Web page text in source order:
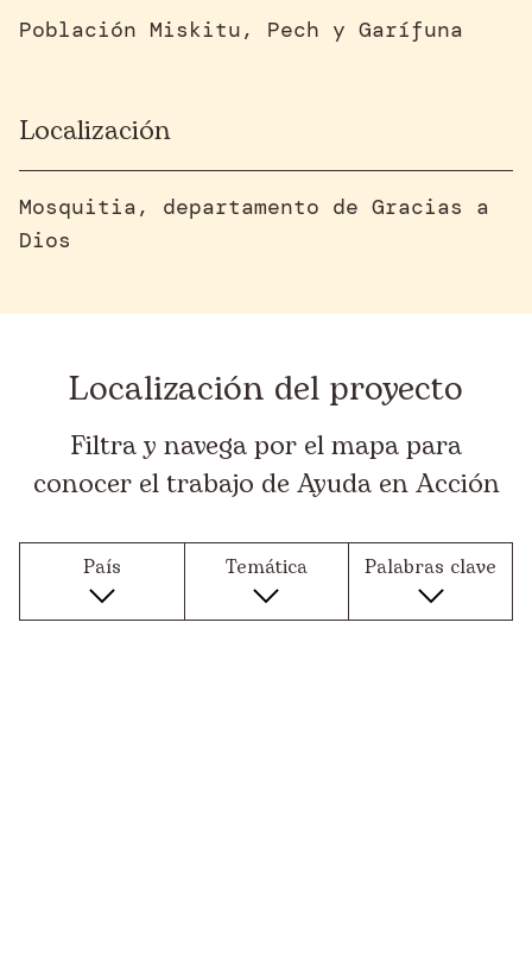
Población Miskitu, Pech y Garífuna
Localización
Mosquitia, departamento de Gracias a
Dios
Localización del proyecto
Filtra y navega por el mapa para
conocer el trabajo de Ayuda en Acción
País Temática Palabras clave